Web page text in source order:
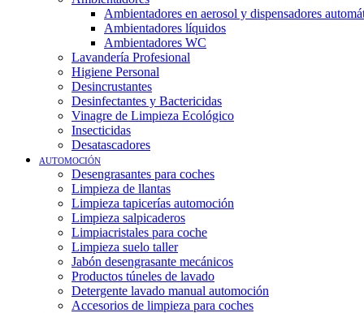
Ambientadores en aerosol y dispensadores
Ambientadores líquidos
Ambientadores WC
Lavandería Profesional
Higiene Personal
Desincrustantes
Desinfectantes y Bactericidas
Vinagre de Limpieza Ecológico
Insecticidas
Desatascadores
AUTOMOCIÓN
Desengrasantes para coches
Limpieza de llantas
Limpieza tapicerías automoción
Limpieza salpicaderos
Limpiacristales para coche
Limpieza suelo taller
Jabón desengrasante mecánicos
Productos túneles de lavado
Detergente lavado manual automoción
Accesorios de limpieza para coches